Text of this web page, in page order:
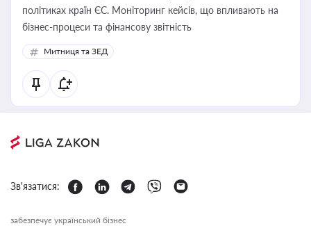
політиках країн ЄС. Моніторинг кейсів, що впливають на
бізнес-процеси та фінансову звітність
Митниця та ЗЕД
Зв'язатися:
забезпечує український бізнес